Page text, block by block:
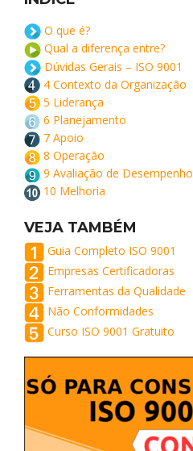
O que é?
Qual a diferença entre?
Dúvidas Gerais – ISO 9001
4 Contexto da Organização
5 Liderança
6 Planejamento
7 Apoio
8 Operação
9 Avaliação de Desempenho
10 Melhoria
VEJA TAMBÉM
Guia Completo ISO 9001
Empresas Certificadoras
Ferramentas da Qualidade
Não Conformidades
Curso ISO 9001 Gratuito